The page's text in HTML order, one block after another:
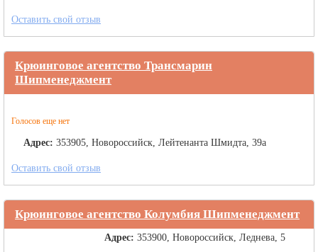
Оставить свой отзыв
Крюинговое агентство Трансмарин
Шипменеджмент
Голосов еще нет
Адрес: 353905, Новороссийск, Лейтенанта Шмидта, 39а
Оставить свой отзыв
Крюинговое агентство Колумбия Шипменеджмент
Адрес: 353900, Новороссийск, Леднева, 5